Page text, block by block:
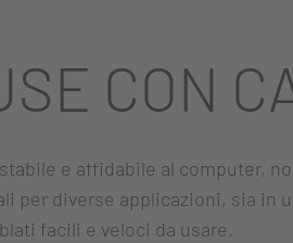
CON
e affidabile al computer,
per diverse applicazioni, sia in
facili e veloci da usare.